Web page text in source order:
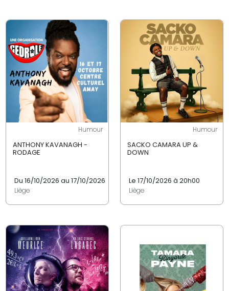
Humour
ANTHONY KAVANAGH -
RODAGE
Du 16/10/2026 au 17/10/2026
Liège
Humour
SACKO CAMARA UP &
DOWN
Le 17/10/2026 à 20h00
Liège